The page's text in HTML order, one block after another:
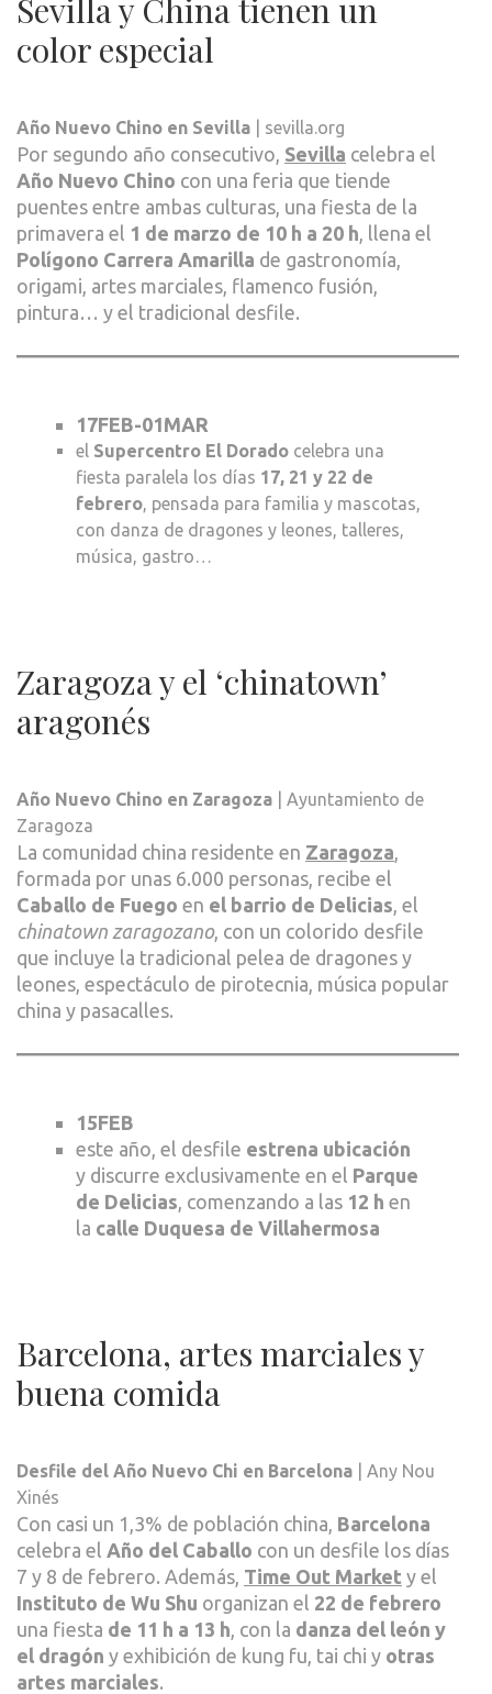
Sevilla y China tienen un
color especial
Año Nuevo Chino en Sevilla | sevilla.org
Por segundo año consecutivo, Sevilla celebra el
Año Nuevo Chino con una feria que tiende
puentes entre ambas culturas, una fiesta de la
primavera el 1 de marzo de 10 h a 20 h , llena el
Polígono Carrera Amarilla de gastronomía,
origami, artes marciales, flamenco fusión,
pintura… y el tradicional desfile.
17FEB-01MAR
el Supercentro El Dorado celebra una
fiesta paralela los días 17, 21 y 22 de
febrero, pensada para familia y mascotas,
con danza de dragones y leones, talleres,
música, gastro…
Zaragoza y el ‘chinatown’
aragonés
Año Nuevo Chino en Zaragoza | Ayuntamiento de
Zaragoza
La comunidad china residente en Zaragoza
formada por unas 6.000 personas, recibe el
Caballo de Fuego en el barrio de Delicias , el
chinatown zaragozano, con un colorido desfile
que incluye la tradicional pelea de dragones y
leones, espectáculo de pirotecnia, música popular
china y pasacalles.
15FEB
este año, el desfile estrena ubicación
y discurre exclusivamente en el Parque
de Delicias , comenzando a las 12 h en
la calle Duquesa de Villahermosa
Barcelona, artes marciales y
buena comida
Desfile del Año Nuevo Chi en Barcelona | Any Nou
Xinés
Con casi un 1,3% de población china, Barcelona
celebra el Año del Caballo con un desfile los días
7 y 8 de febrero. Además, Time Out Market y el
Instituto de Wu Shu organizan el 22 de febrero
una fiesta de 11 h a 13 h , con la danza del león y
el dragón y exhibición de kung fu, tai chi y otras
artes marciales.